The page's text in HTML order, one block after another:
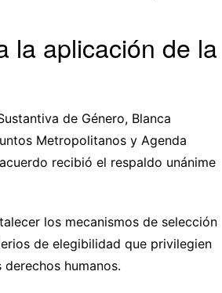
la aplicación de la
de Género, Blanca
Metropolitanos y Agenda
recibió el respaldo unánime
los mecanismos de selección
de elegibilidad que privilegien
humanos.